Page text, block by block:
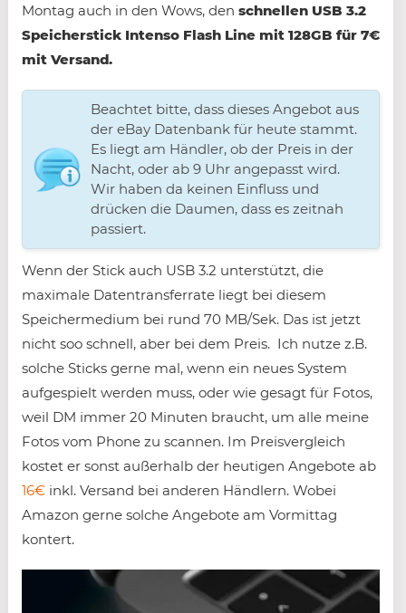
Montag auch in den Wows, den schnellen USB 3.2
Speicherstick Intenso Flash Line mit 128GB für 7€
mit Versand.
Beachtet bitte, dass dieses Angebot aus
der eBay Datenbank für heute stammt.
Es liegt am Händler, ob der Preis in der
Nacht, oder ab 9 Uhr angepasst wird.
Wir haben da keinen Einfluss und
drücken die Daumen, dass es zeitnah
passiert.
Wenn der Stick auch USB 3.2 unterstützt, die
maximale Datentransferrate liegt bei diesem
Speichermedium bei rund 70 MB/Sek. Das ist jetzt
nicht soo schnell, aber bei dem Preis. Ich nutze z.B.
solche Sticks gerne mal, wenn ein neues System
aufgespielt werden muss, oder wie gesagt für Fotos,
weil DM immer 20 Minuten braucht, um alle meine
Fotos vom Phone zu scannen. Im Preisvergleich
kostet er sonst außerhalb der heutigen Angebote ab
16€ inkl. Versand bei anderen Händlern. Wobei
Amazon gerne solche Angebote am Vormittag
kontert.